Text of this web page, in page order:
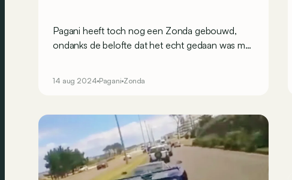
Pagani heeft toch nog een Zonda gebouwd,
ondanks de belofte dat het echt gedaan was met
14 aug 2024 Pagani Zonda